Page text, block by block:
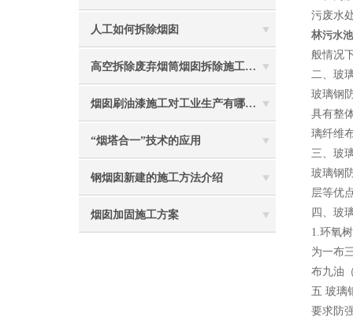
人工如何拆除烟囱
高空拆除废弃烟筒烟囱拆除施工措施 ：
烟囱刷油漆施工对工业生产有哪些效能？
“烟塔合一”技术的应用
钢烟囱新建的施工方法介绍
烟囱加固施工方案
污废水
林污水
般情况
二、玻
玻璃钢
具有整
璃纤维
三、玻
玻璃钢
层等优
四、玻
1.环氧
为一布
布九油
五 玻璃
要求防